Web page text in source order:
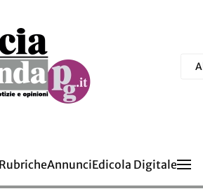
RubricheAnnunciEdicola Digitale